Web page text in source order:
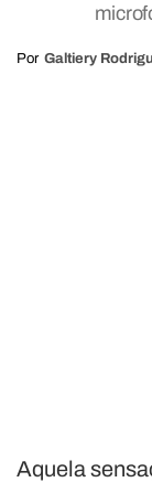
Por Galtiery
Aquela